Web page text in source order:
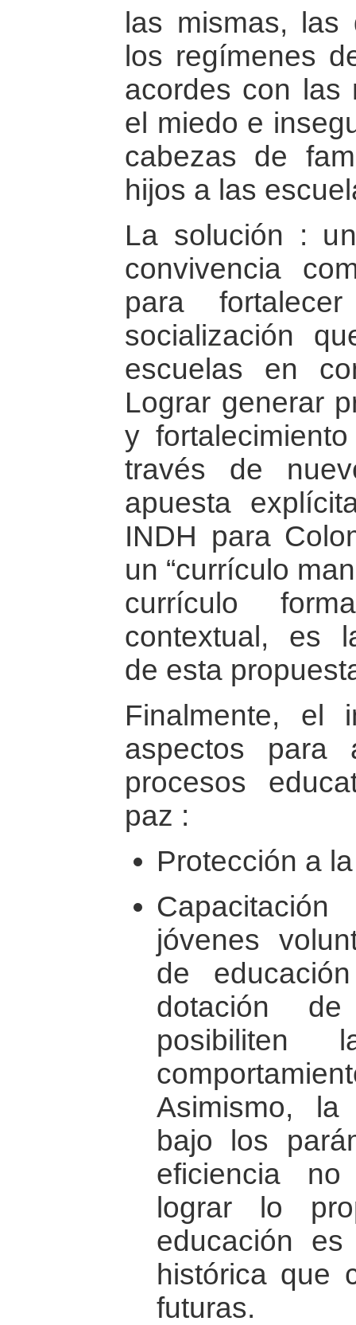
las mismas, las
los regímenes
acordes con las
el miedo e
cabezas de
hijos a las
La solución :
convivencia
para
socialización
escuelas en
Lograr generar
y
través de
apuesta
INDH para
un “currículo
currículo
contextual, es
de esta
Finalmente, el
aspectos para
procesos
paz :
Protección a
jóvenes
de
dotación
posibiliten
Asimismo, la
bajo los
eficiencia
lograr lo
educación es
histórica que
futuras.